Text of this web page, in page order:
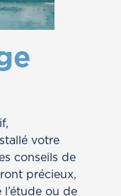
votre
conseils de
précieux,
l’étude ou de